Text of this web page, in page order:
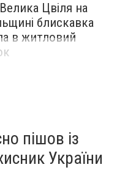
Цвіля на
блискавка
в житловий
пішов із
України